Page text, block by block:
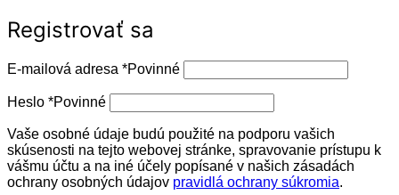
Registrovať sa
E-mailová adresa *Povinné
Heslo *Povinné
Vaše osobné údaje budú použité na podporu vašich
skúsenosti na tejto webovej stránke, spravovanie prístupu k
vášmu účtu a na iné účely popísané v našich zásadách
ochrany osobných údajov pravidlá ochrany súkromia.